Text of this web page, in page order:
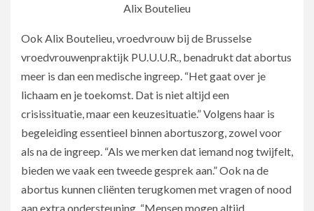
Alix Boutelieu
Ook Alix Boutelieu, vroedvrouw bij de Brusselse
vroedvrouwenpraktijk PU.U.U.R., benadrukt dat abortus
meer is dan een medische ingreep. “Het gaat over je
lichaam en je toekomst. Dat is niet altijd een
crisissituatie, maar een keuzesituatie.” Volgens haar is
begeleiding essentieel binnen abortuszorg, zowel voor
als na de ingreep. “Als we merken dat iemand nog twijfelt,
bieden we vaak een tweede gesprek aan.” Ook na de
abortus kunnen cliënten terugkomen met vragen of nood
aan extra ondersteuning. “Mensen mogen altijd